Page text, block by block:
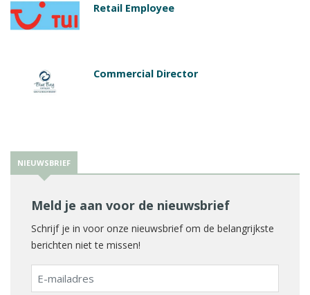
Retail Employee
Commercial Director
NIEUWSBRIEF
Meld je aan voor de nieuwsbrief
Schrijf je in voor onze nieuwsbrief om de belangrijkste
berichten niet te missen!
E-
mailadres